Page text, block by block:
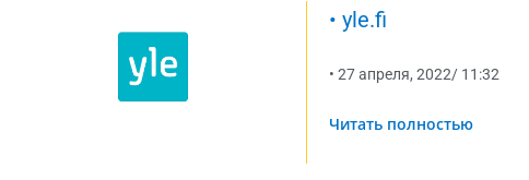
• yle.fi
• 27 апреля, 2022/ 11:32
Читать полностью